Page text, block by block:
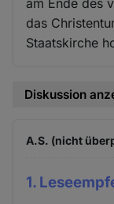
das
Staatskirche
Diskussion
A.S. (nicht
1.